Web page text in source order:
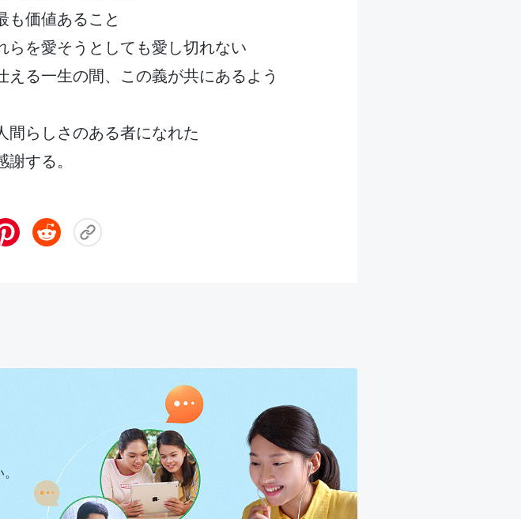
も価値あること
らを愛そうとしても愛し切れない
る一生の間、この義が共にあるよう
間らしさのある者になれた
する。